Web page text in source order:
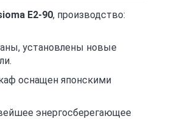
E2-90, производство:
установлены новые
оснащен японскими
энергосберегающее